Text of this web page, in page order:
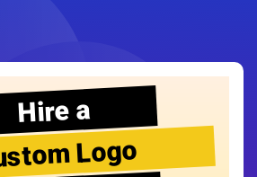
Hire a
Logo